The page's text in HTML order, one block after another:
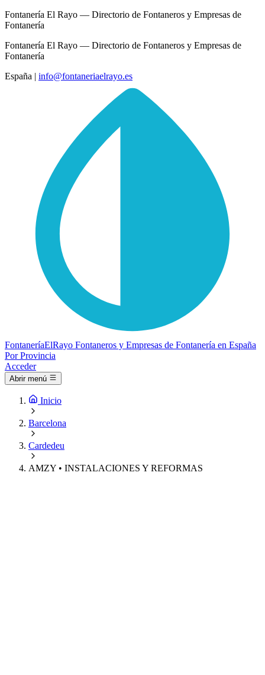
Fontanería El Rayo — Directorio de Fontaneros y Empresas de
Fontanería
Fontanería El Rayo — Directorio de Fontaneros y Empresas de
Fontanería
España | info@fontaneriaelrayo.es
FontaneríaElRayo Fontaneros y Empresas de Fontanería en España
Por Provincia
Acceder
Abrir menú
Inicio
Barcelona
Cardedeu
AMZY • INSTALACIONES Y REFORMAS